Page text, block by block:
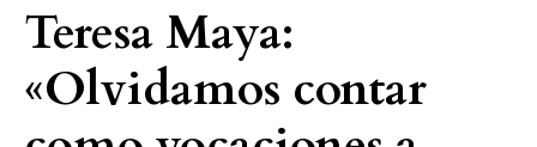
Teresa Maya:
«Olvidamos contar